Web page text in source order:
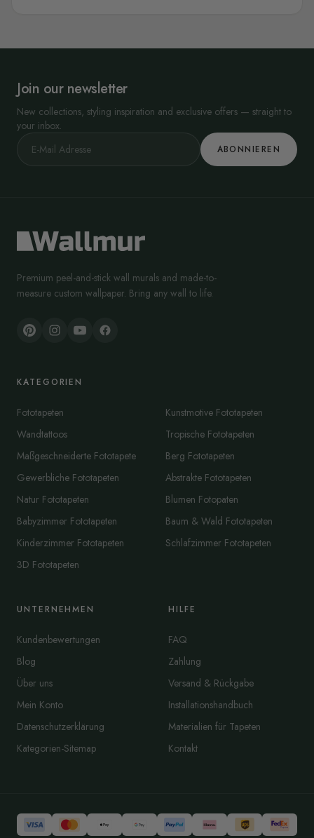
Join our newsletter
New collections, styling inspiration and exclusive offers — straight to
your inbox.
ABONNIEREN
Premium peel-and-stick wall murals and made-to-
measure custom wallpaper. Bring any wall to life.
KATEGORIEN
Fototapeten
Wandtattoos
Maßgeschneiderte Fototapete
Gewerbliche Fototapeten
Natur Fototapeten
Babyzimmer Fototapeten
Kinderzimmer Fototapeten
3D Fototapeten
Kunstmotive Fototapeten
Tropische Fototapeten
Berg Fototapeten
Abstrakte Fototapeten
Blumen Fotopaten
Baum & Wald Fototapeten
Schlafzimmer Fototapeten
UNTERNEHMEN
Kundenbewertungen
Blog
Über uns
Mein Konto
Datenschutzerklärung
Kategorien-Sitemap
HILFE
FAQ
Zahlung
Versand & Rückgabe
Installationshandbuch
Materialien für Tapeten
Kontakt